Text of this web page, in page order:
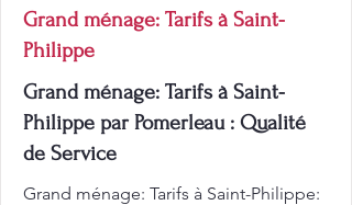
Grand ménage: Tarifs à Saint-
Philippe
Grand ménage: Tarifs à Saint-
Philippe par Pomerleau : Qualité
de Service
Grand ménage: Tarifs à Saint-Philippe: